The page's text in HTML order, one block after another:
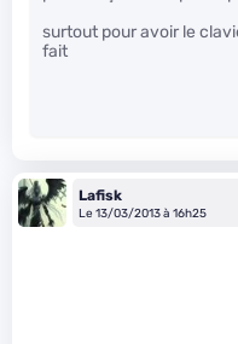
surtout pour avoir le
fait
Lafisk
Le 13/03/2013 à 16h25